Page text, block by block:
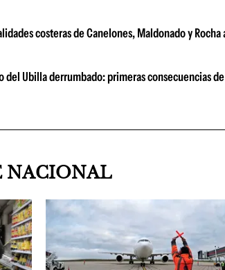
costeras de Canelones, Maldonado y
del Ubilla derrumbado: primeras consecuencias
NACIONAL